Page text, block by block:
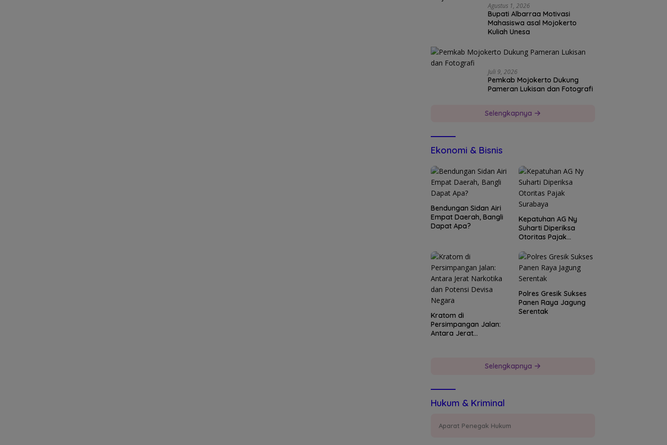
Agustus 1, 2026
Bupati Albarraa Motivasi
Mahasiswa asal Mojokerto
Kuliah Unesa
Juli 9, 2026
Pemkab Mojokerto Dukung
Pameran Lukisan dan Fotografi
Selengkapnya
Ekonomi & Bisnis
Bendungan Sidan Airi
Empat Daerah, Bangli
Dapat Apa?
Kepatuhan AG Ny
Suharti Diperiksa
Otoritas Pajak
Kratom di
Persimpangan Jalan:
Antara Jerat
Polres Gresik Sukses
Panen Raya Jagung
Serentak
Selengkapnya
Hukum & Kriminal
Aparat Penegak Hukum